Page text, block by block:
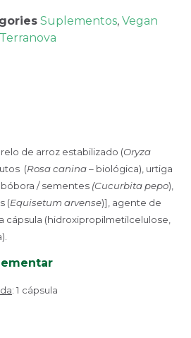
Suplementos, Vegan
Terranova
de arroz estabilizado (Oryza
(Rosa canina– biológica), urtiga
/ sementes (Cucurbita pepo),
(Equisetum arvense)], agente de
cápsula (hidroxipropilmetilcelulose,
: 1 cápsula